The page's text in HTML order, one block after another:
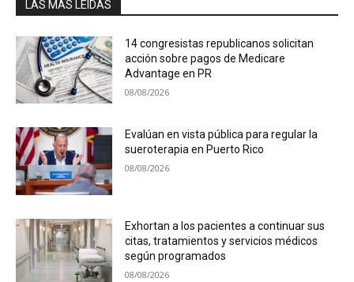
LAS MÁS LEÍDAS
14 congresistas republicanos solicitan
acción sobre pagos de Medicare
Advantage en PR
08/08/2026
Evalúan en vista pública para regular la
sueroterapia en Puerto Rico
08/08/2026
Exhortan a los pacientes a continuar sus
citas, tratamientos y servicios médicos
según programados
08/08/2026